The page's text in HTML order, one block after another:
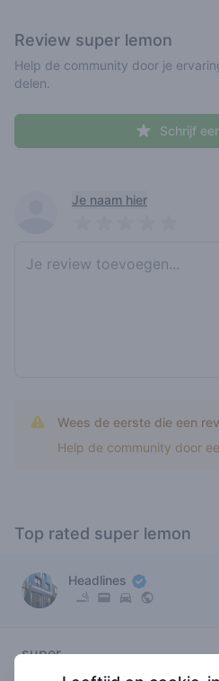
Review super lemon
Help de community door je
delen.
Schrijf
Recent reviews
Je naam hier
Wees de eerste die een
Help de community door
Top rated super lemon
Headlines
super
lemon